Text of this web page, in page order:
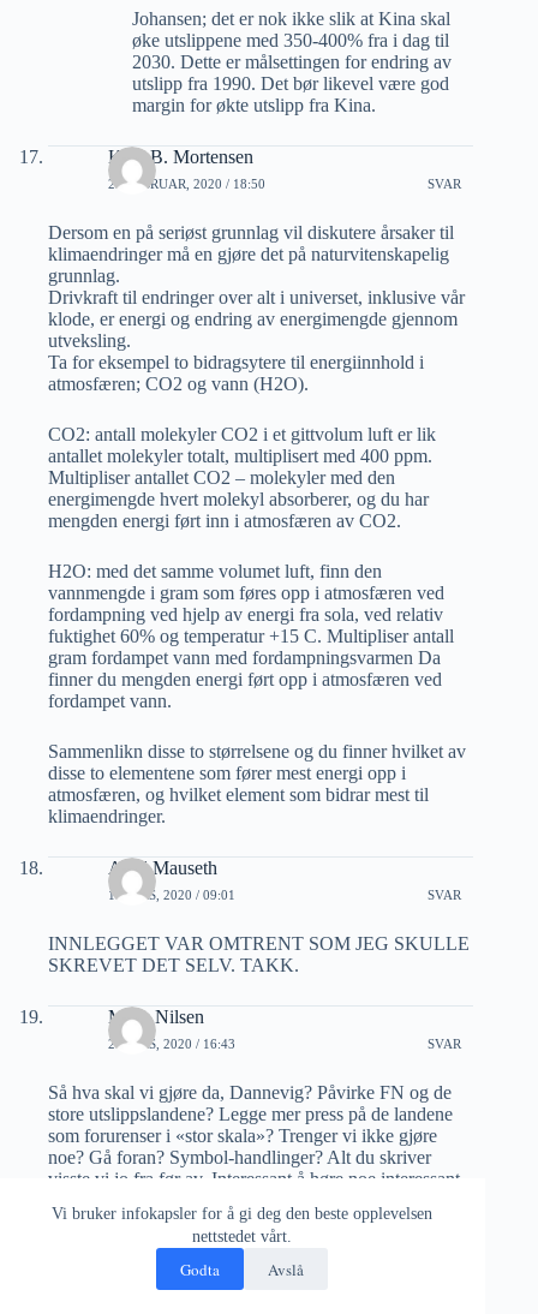
Vi bruker infokapsler for å gi deg den beste opplevelsen
nettstedet vårt.
Godta Avslå
Johansen; det er nok ikke slik at Kina skal
øke utslippene med 350-400% fra i dag til
2030. Dette er målsettingen for endring av
utslipp fra 1990. Det bør likevel være god
margin for økte utslipp fra Kina.
Kjell B. Mortensen
29 FEBRUAR, 2020 / 18:50 SVAR
Dersom en på seriøst grunnlag vil diskutere årsaker til
klimaendringer må en gjøre det på naturvitenskapelig
grunnlag.
Drivkraft til endringer over alt i universet, inklusive vår
klode, er energi og endring av energimengde gjennom
utveksling.
Ta for eksempel to bidragsytere til energiinnhold i
atmosfæren; CO2 og vann (H2O).
CO2: antall molekyler CO2 i et gittvolum luft er lik
antallet molekyler totalt, multiplisert med 400 ppm.
Multipliser antallet CO2 – molekyler med den
energimengde hvert molekyl absorberer, og du har
mengden energi ført inn i atmosfæren av CO2.
H2O: med det samme volumet luft, finn den
vannmengde i gram som føres opp i atmosfæren ved
fordampning ved hjelp av energi fra sola, ved relativ
fuktighet 60% og temperatur +15 C. Multipliser antall
gram fordampet vann med fordampningsvarmen Da
finner du mengden energi ført opp i atmosfæren ved
fordampet vann.
Sammenlikn disse to størrelsene og du finner hvilket av
disse to elementene som fører mest energi opp i
atmosfæren, og hvilket element som bidrar mest til
klimaendringer.
Arild Mauseth
1 MARS, 2020 / 09:01 SVAR
INNLEGGET VAR OMTRENT SOM JEG SKULLE
SKREVET DET SELV. TAKK.
Mads Nilsen
2 MARS, 2020 / 16:43 SVAR
Så hva skal vi gjøre da, Dannevig? Påvirke FN og de
store utslippslandene? Legge mer press på de landene
som forurenser i «stor skala»? Trenger vi ikke gjøre
noe? Gå foran? Symbol-handlinger? Alt du skriver
visste vi jo fra før av. Interessant å høre noe interessant
Kjell B. Mortensen
3 MARS, 2020 / 15:47